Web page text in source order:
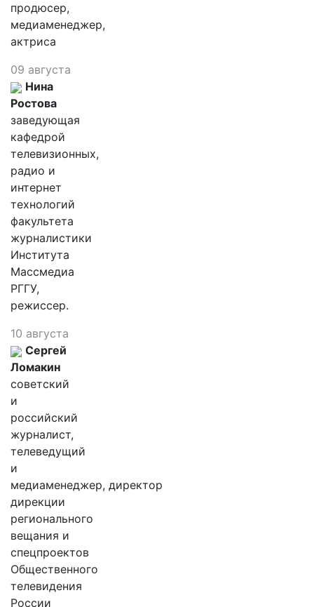
продюсер,
медиаменеджер,
актриса
09 августа
Нина
Ростова
заведующая
кафедрой
телевизионных,
радио и
интернет
технологий
факультета
журналистики
Института
Массмедиа
РГГУ,
режиссер.
10 августа
Сергей
Ломакин
советский
и
российский
журналист,
телеведущий
и
медиаменеджер, директор
дирекции
регионального
вещания и
спецпроектов
Общественного
телевидения
России